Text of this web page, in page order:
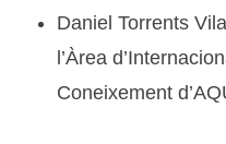
Daniel Torrents
l’Àrea
Coneixement